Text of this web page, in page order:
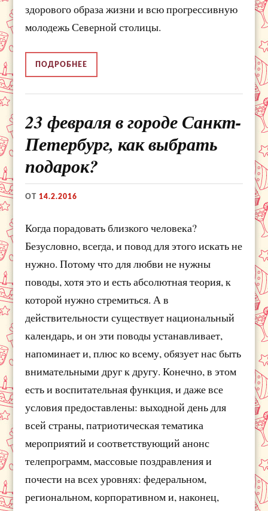
здорового образа жизни и всю прогрессивную
молодежь Северной столицы.
ПОДРОБНЕЕ
23 февраля в городе Санкт-
Петербург, как выбрать
подарок?
ОТ14.2.2016
Когда порадовать близкого человека?
Безусловно, всегда, и повод для этого искать не
нужно. Потому что для любви не нужны
поводы, хотя это и есть абсолютная теория, к
которой нужно стремиться. А в
действительности существует национальный
календарь, и он эти поводы устанавливает,
напоминает и, плюс ко всему, обязует нас быть
внимательными друг к другу. Конечно, в этом
есть и воспитательная функция, и даже все
условия предоставлены: выходной день для
всей страны, патриотическая тематика
мероприятий и соответствующий анонс
телепрограмм, массовые поздравления и
почести на всех уровнях: федеральном,
региональном, корпоративном и, наконец,